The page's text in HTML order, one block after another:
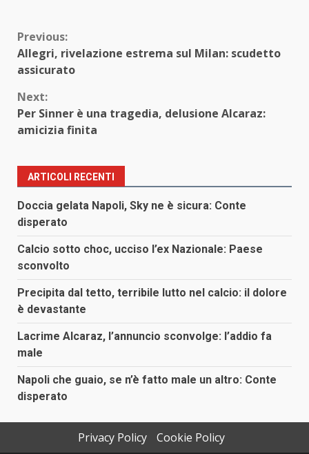
Continue
Reading
Previous:
Allegri, rivelazione estrema sul Milan: scudetto
assicurato
Next:
Per Sinner è una tragedia, delusione Alcaraz:
amicizia finita
ARTICOLI RECENTI
Doccia gelata Napoli, Sky ne è sicura: Conte
disperato
Calcio sotto choc, ucciso l’ex Nazionale: Paese
sconvolto
Precipita dal tetto, terribile lutto nel calcio: il dolore
è devastante
Lacrime Alcaraz, l’annuncio sconvolge: l’addio fa
male
Napoli che guaio, se n’è fatto male un altro: Conte
disperato
Privacy Policy Cookie Policy